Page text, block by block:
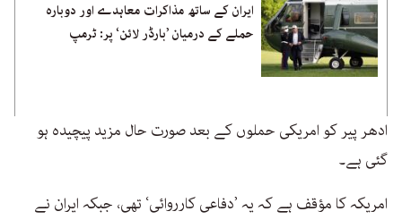
ایران کے ساتھ مذاکرات معاہدے اور دوبارہ
حملے کے درمیان ’بارڈر لائن‘ پر: ٹرمپ
ادھر پیر کو امریکی حملوں کے بعد صورت حال مزید پیچیدہ ہو
گئی ہے۔
امریکہ کا مؤقف ہے کہ یہ ’دفاعی کارروائی‘ تھی، جبکہ ایران نے